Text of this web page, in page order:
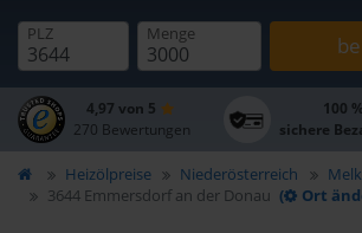
PLZ Menge
4,97 von 5
270 Bewertungen
100 %
sichere
Heizölpreise Niederösterreich
Melk
3644 Emmersdorf an der Donau ( Ort